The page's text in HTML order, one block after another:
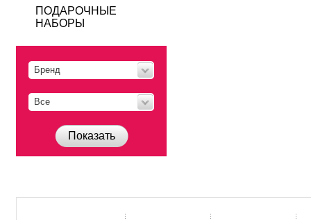
ПОДАРОЧНЫЕ
НАБОРЫ
Бренд
Все
Показать